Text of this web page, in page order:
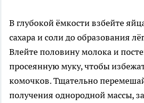
В глубокой ёмкости взбейте
сахара и соли до образования
Влейте половину молока и
просеянную муку, чтобы
комочков. Тщательно
получения однородной массы,